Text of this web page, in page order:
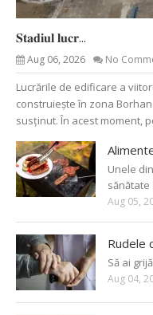
𝐒𝐭𝐚𝐝𝐢𝐮𝐥 𝐥𝐮𝐜𝐫...
Aug 06, 2026 No
Lucrările de edificare a
construiește în zona
susținut. În acest moment,
Unele
sănătate
Aug 05,
Rudele
Să ai
Aug 04,